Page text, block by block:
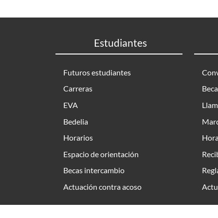
Estudiantes
Futuros estudiantes
Carreras
EVA
Bedelia
Horarios
Espacio de orientación
Becas intercambio
Actuación contra acoso